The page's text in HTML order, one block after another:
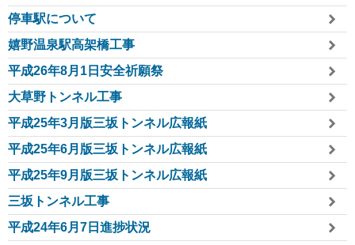
停車駅について
嬉野温泉駅高架橋工事
平成26年8月1日安全祈願祭
大草野トンネル工事
平成25年3月版三坂トンネル広報紙
平成25年6月版三坂トンネル広報紙
平成25年9月版三坂トンネル広報紙
三坂トンネル工事
平成24年6月7日進捗状況